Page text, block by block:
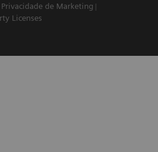
de Marketing
Licenses